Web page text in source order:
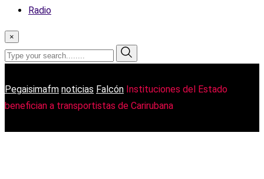
Radio
×
Pegaisimafm noticias Falcón Instituciones del Estado
benefician a transportistas de Carirubana